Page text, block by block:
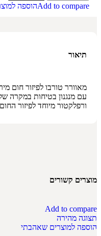
Add to compareהוספה
תיאור
מאוורר טורבו לפיזור חום
עם מנגנון בטיחות במקרה
ורפלקטור מיוחד לפיזור
מוצרים קשורים
Add to compare
תצוגה מהירה
הוספה למוצרים שאהבתי